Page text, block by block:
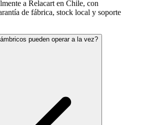
a Relacart en Chile, con
de fábrica, stock local y soporte
pueden operar a la vez?